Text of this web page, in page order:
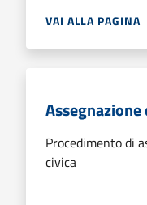
VAI ALLA PAGINA
Procedimento di
civica